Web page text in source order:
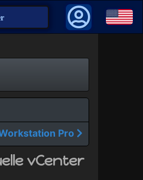
Pro
vCenter